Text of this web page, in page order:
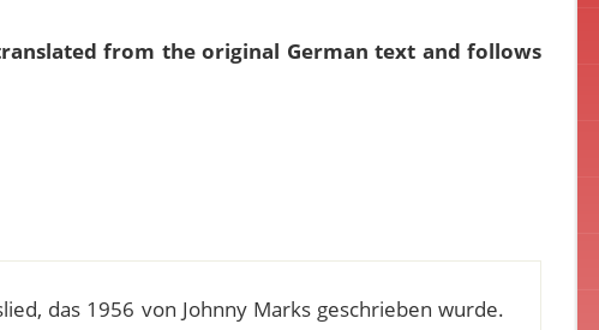
from the original German text and follows
das 1956 von Johnny Marks geschrieben wurde.